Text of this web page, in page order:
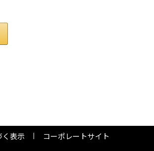
く表示 コーポレートサイト